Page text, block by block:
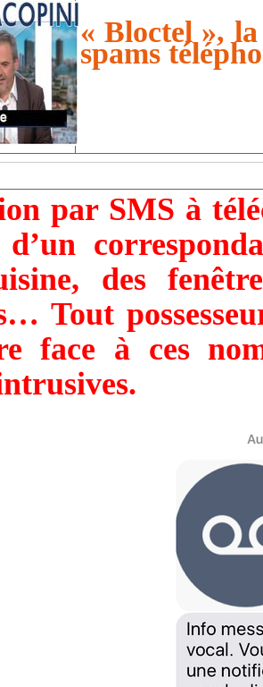
« Bloctel »,
spams
par SMS à
des
Tout
face à ces